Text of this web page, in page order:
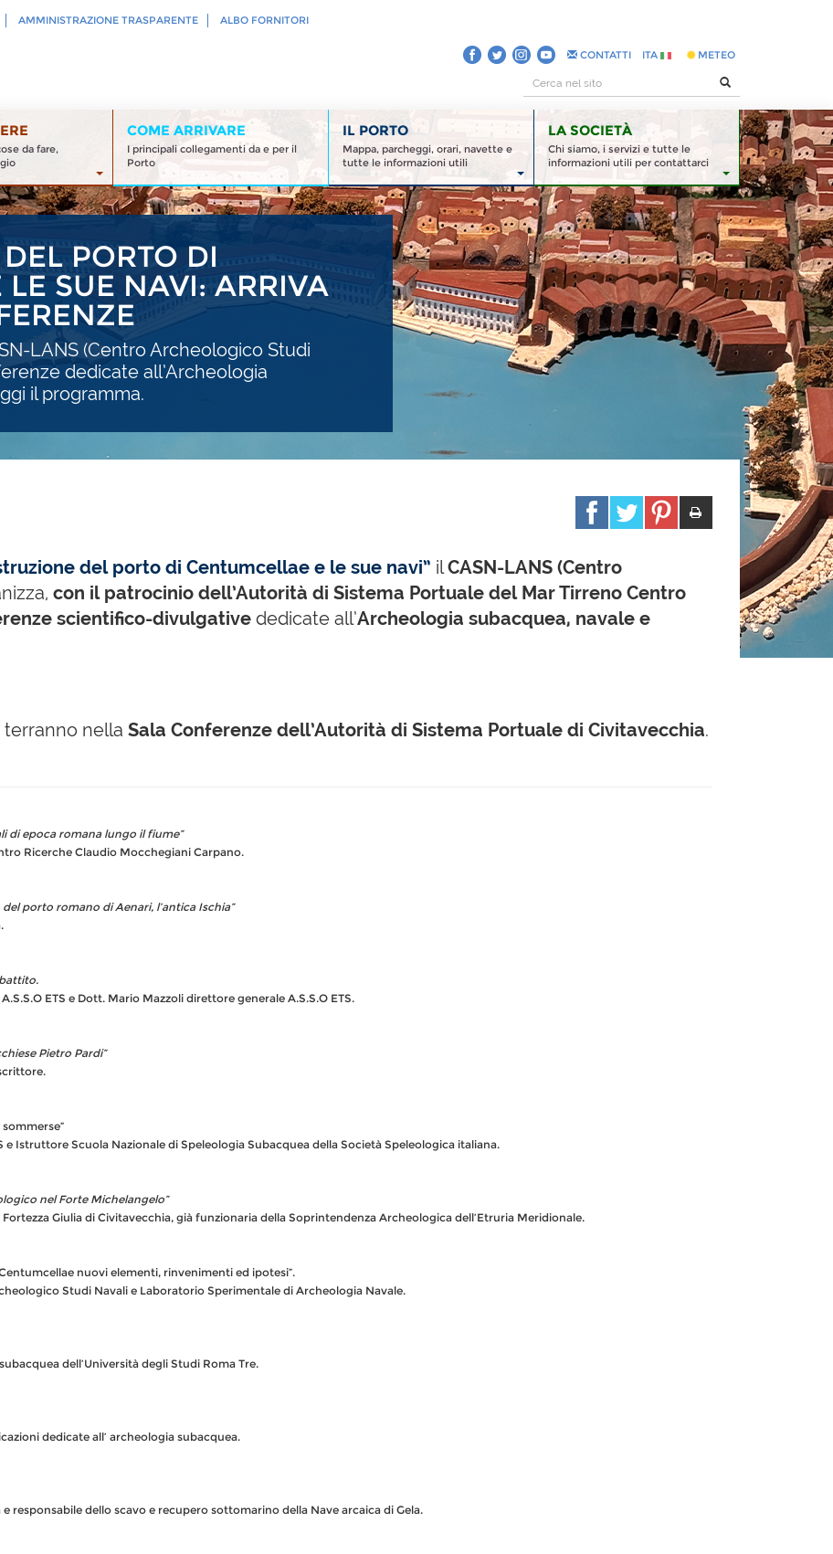
AMMINISTRAZIONE TRASPARENTE ALBO FORNITORI
CONTATTI ITA METEO
da fare,
COME ARRIVARE
I principali collegamenti da e per il
Porto
IL PORTO
Mappa, parcheggi, orari, navette e
tutte le informazioni utili
LA SOCIETÀ
Chi siamo, i servizi e tutte le
informazioni utili per contattarci
PORTO DI
SUE NAVI: ARRIVA
LANS (Centro Archeologico Studi
dedicate all’Archeologia
il programma.
del porto di Centumcellae e le sue navi” ilCASN-LANS (Centro
con il patrocinio dell’Autorità di Sistema Portuale del Mar Tirreno Centro
scientifico-divulgative dedicate all’Archeologia subacquea, navale e
terranno nella Sala Conferenze dell’Autorità di Sistema Portuale di Civitavecchia.
di epoca romana lungo il fiume”
Ricerche Claudio Mocchegiani Carpano.
porto romano di Aenari, l’antica Ischia”
archeologa subacquea.
ETS e Dott. Mario Mazzoli direttore generale A.S.S.O ETS.
Pietro Pardi”
grotte sommerse”
e Istruttore Scuola Nazionale di Speleologia Subacquea della Società Speleologica italiana.
nel Forte Michelangelo”
Giulia di Civitavecchia, già funzionaria della Soprintendenza Archeologica dell’Etruria Meridionale.
nuovi elementi, rinvenimenti ed ipotesi”.
Studi Navali e Laboratorio Sperimentale di Archeologia Navale.
dell’Università degli Studi Roma Tre.
dedicate all’ archeologia subacquea.
responsabile dello scavo e recupero sottomarino della Nave arcaica di Gela.